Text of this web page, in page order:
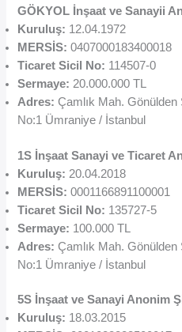
GÖKYOL İnşaat ve Sanayii
Kuruluş: 12.04.1972
MERSİS: 0407000183400018
Ticaret Sicil No: 114507-0
Sermaye: 20.000.000 TL
Adres: Çamlık Mah.
No:1 Ümraniye / İstanbul
1S İnşaat Sanayi ve Ticaret
Kuruluş: 20.04.2018
MERSİS: 0001166891100001
Ticaret Sicil No: 135727-5
Sermaye: 100.000 TL
Adres: Çamlık Mah.
No:1 Ümraniye / İstanbul
5S İnşaat ve Sanayi Anonim
Kuruluş: 18.03.2015